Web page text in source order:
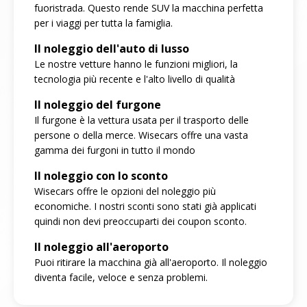
fuoristrada. Questo rende SUV la macchina perfetta
per i viaggi per tutta la famiglia.
Il noleggio dell'auto di lusso
Le nostre vetture hanno le funzioni migliori, la
tecnologia più recente e l'alto livello di qualità
Il noleggio del furgone
Il furgone è la vettura usata per il trasporto delle
persone o della merce. Wisecars offre una vasta
gamma dei furgoni in tutto il mondo
Il noleggio con lo sconto
Wisecars offre le opzioni del noleggio più
economiche. I nostri sconti sono stati già applicati
quindi non devi preoccuparti dei coupon sconto.
Il noleggio all'aeroporto
Puoi ritirare la macchina già all'aeroporto. Il noleggio
diventa facile, veloce e senza problemi.